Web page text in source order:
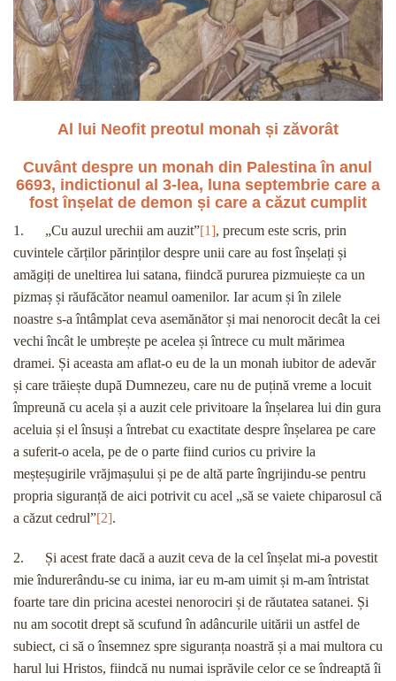
Contact
Al lui Neofit preotul monah și zăvorât
Cuvânt despre un monah din Palestina în anul
6693, indictionul al 3-lea, luna septembrie care a
fost înșelat de demon și care a căzut cumplit
1. „Cu auzul urechii am auzit”[1], precum este scris, prin
cuvintele cărților părinților despre unii care au fost înșelați și
amăgiți de uneltirea lui satana, fiindcă pururea pizmuiește ca un
pizmaș și răufăcător neamul oamenilor. Iar acum și în zilele
noastre s-a întâmplat ceva asemănător și mai nenorocit decât la cei
vechi încât le umbrește pe acelea și întrece cu mult mărimea
dramei. Și aceasta am aflat-o eu de la un monah iubitor de adevăr
și care trăiește după Dumnezeu, care nu de puțină vreme a locuit
împreună cu acela și a auzit cele privitoare la înșelarea lui din gura
aceluia și el însuși a întrebat cu exactitate despre înșelarea pe care
a suferit-o acela, pe de o parte fiind curios cu privire la
meșteșugirile vrăjmașului și pe de altă parte îngrijindu-se pentru
propria siguranță de aici potrivit cu acel „să se vaiete chiparosul că
a căzut cedrul”[2].
2. Și acest frate dacă a auzit ceva de la cel înșelat mi-a povestit
mie îndurerându-se cu inima, iar eu m-am uimit și m-am întristat
foarte tare din pricina acestei nenorociri și de răutatea satanei. Și
nu am socotit drept să scufund în adâncurile uitării un astfel de
subiect, ci să o însemnez spre siguranța noastră și a mai multora cu
harul lui Hristos, fiindcă nu numai isprăvile celor ce se îndreaptă îi